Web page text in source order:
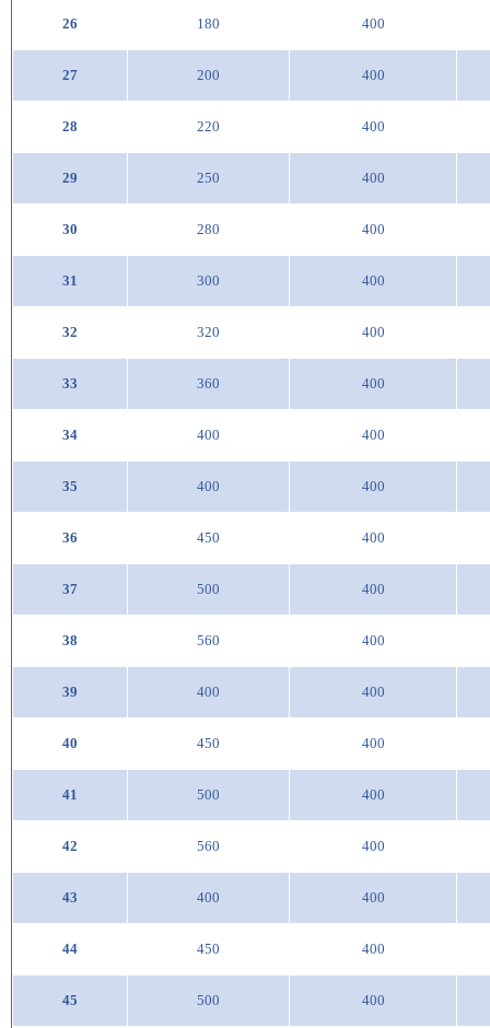
26 180 400
27 200 400
28 220 400
29 250 400
30 280 400
31 300 400
32 320 400
33 360 400
34 400 400
35 400 400
36 450 400
37 500 400
38 560 400
39 400 400
40 450 400
41 500 400
42 560 400
43 400 400
44 450 400
45 500 400